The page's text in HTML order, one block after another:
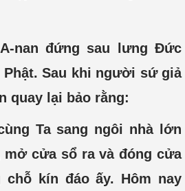
nan đứng sau lưng Đức
Phật. Sau khi người sứ giả
quay lại bảo rằng:
Ta sang ngôi nhà lớn
mở cửa sổ ra và đóng cửa
chỗ kín đáo ấy. Hôm nay